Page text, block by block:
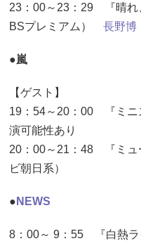
23：00～23：29 『晴れ
BSプレミアム） 長野博
●嵐
【ゲスト】
19：54～20：00 『ミ
演可能性あり
20：00～21：48 『ミュ
ビ朝日系）
● NEWS
8：00～ 9：55 『白熱